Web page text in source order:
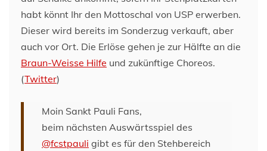
habt könnt Ihr den Mottoschal von USP erwerben.
Dieser wird bereits im Sonderzug verkauft, aber
auch vor Ort. Die Erlöse gehen je zur Hälfte an die
Braun-Weisse Hilfe und zukünftige Choreos.
(Twitter)
Moin Sankt Pauli Fans,
beim nächsten Auswärtsspiel des
@fcstpauli gibt es für den Stehbereich